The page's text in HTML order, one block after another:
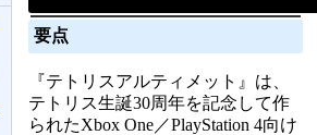
要点
『テトリスアルティメット』は、
テトリス生誕30周年を記念して作
られたXbox One／PlayStation 4向け